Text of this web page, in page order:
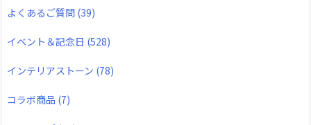
よくあるご質問 (39)
イベント＆記念日 (528)
インテリアストーン (78)
コラボ商品 (7)